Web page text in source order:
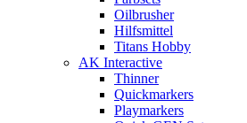
Oilbrusher
Hilfsmittel
Titans Hobby
AK Interactive
Thinner
Quickmarkers
Playmarkers